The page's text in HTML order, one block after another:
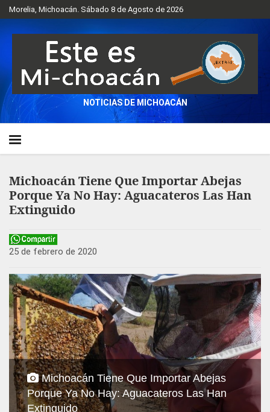
Morelia, Michoacán. Sábado 8 de Agosto de 2026
NOTICIAS DE MICHOACÁN
Michoacán Tiene Que Importar Abejas
Porque Ya No Hay: Aguacateros Las Han
Extinguido
25 de febrero de 2020
Michoacán Tiene Que Importar Abejas
Porque Ya No Hay: Aguacateros Las Han
Extinguido